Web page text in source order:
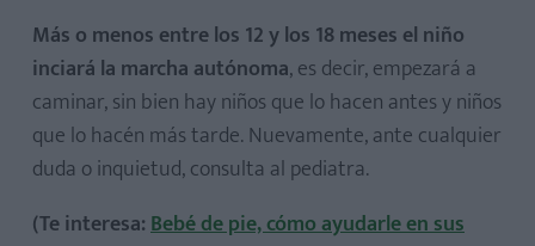
Más o menos entre los 12 y los 18 meses el niño
inciará la marcha autónoma, es decir, empezará a
caminar, sin bien hay niños que lo hacen antes y niños
que lo hacén más tarde. Nuevamente, ante cualquier
duda o inquietud, consulta al pediatra.
(Te interesa:Bebé de pie, cómo ayudarle en sus